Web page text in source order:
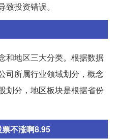
投资错误。
和地区三大分类。根据数据
司所属行业领域划分，概念
划分，地区板块是根据省份
不涨啊8.95